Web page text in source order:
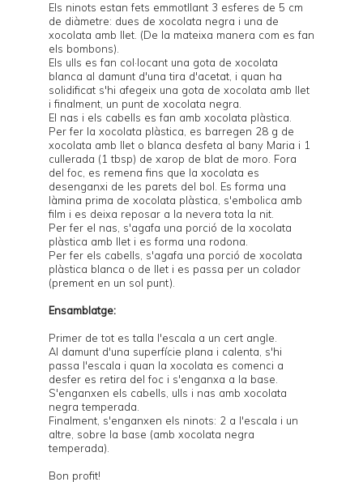
Els ninots estan fets emmotllant 3 esferes de 5 cm
de diàmetre: dues de xocolata negra i una de
xocolata amb llet. (De la mateixa manera com es fan
els bombons).
Els ulls es fan col·locant una gota de xocolata
blanca al damunt d'una tira d'acetat, i quan ha
solidificat s'hi afegeix una gota de xocolata amb llet
i finalment, un punt de xocolata negra.
El nas i els cabells es fan amb xocolata plàstica.
Per fer la xocolata plàstica, es barregen 28 g de
xocolata amb llet o blanca desfeta al bany Maria i 1
cullerada (1 tbsp) de xarop de blat de moro. Fora
del foc, es remena fins que la xocolata es
desenganxi de les parets del bol. Es forma una
làmina prima de xocolata plàstica, s'embolica amb
film i es deixa reposar a la nevera tota la nit.
Per fer el nas, s'agafa una porció de la xocolata
plàstica amb llet i es forma una rodona.
Per fer els cabells, s'agafa una porció de xocolata
plàstica blanca o de llet i es passa per un colador
(prement en un sol punt).
Ensamblatge:
Primer de tot es talla l'escala a un cert angle.
Al damunt d'una superfície plana i calenta, s'hi
passa l'escala i quan la xocolata es comenci a
desfer es retira del foc i s'enganxa a la base.
S'enganxen els cabells, ulls i nas amb xocolata
negra temperada.
Finalment, s'enganxen els ninots: 2 a l'escala i un
altre, sobre la base (amb xocolata negra
temperada).
Bon profit!